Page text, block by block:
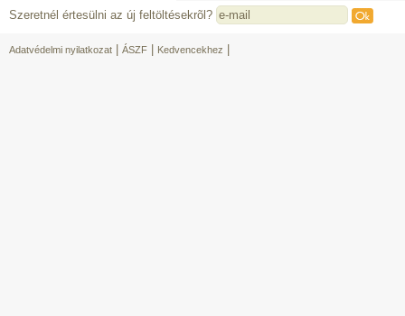
Szeretnél értesülni az új feltöltésekrõl?
Adatvédelmi nyilatkozat ÁSZF Kedvencekhez